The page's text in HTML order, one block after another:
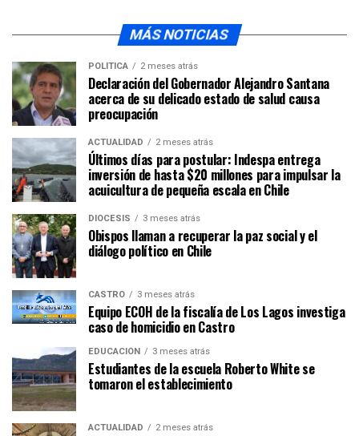
MÁS NOTICIAS
POLÍTICA 2 meses atrás
Declaración del Gobernador Alejandro Santana
acerca de su delicado estado de salud causa
preocupación
ACTUALIDAD 2 meses atrás
Últimos días para postular: Indespa entrega
inversión de hasta $20 millones para impulsar la
acuicultura de pequeña escala en Chile
DIÓCESIS 3 meses atrás
Obispos llaman a recuperar la paz social y el
diálogo político en Chile
CASTRO 3 meses atrás
Equipo ECOH de la fiscalía de Los Lagos investiga
caso de homicidio en Castro
EDUCACIÓN 3 meses atrás
Estudiantes de la escuela Roberto White se
tomaron el establecimiento
ACTUALIDAD 2 meses atrás